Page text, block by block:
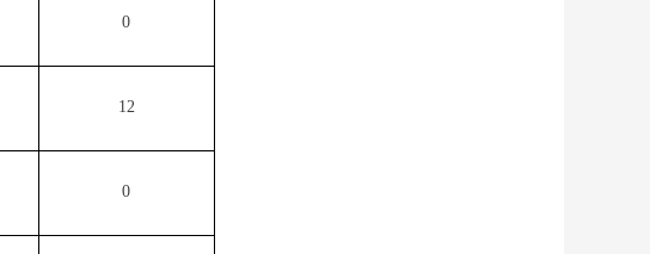
0
12
0